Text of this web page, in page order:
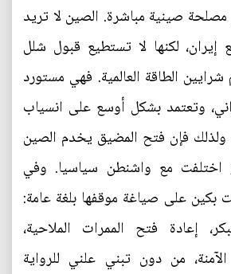
صينية مباشرة. الصين لا تريد
لكنها لا تستطيع قبول شلل
الطاقة العالمية. فهي مستورد
وتعتمد بشكل أوسع على انسياب
ولذلك فإن فتح المضيق يخدم الصين
اختلفت مع واشنطن سياسيا. وفي
على صياغة موقفها بلغة عامة:
إعادة فتح الممرات الملاحية،
من دون تبني علني للرواية